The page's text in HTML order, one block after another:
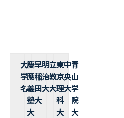
大
学
名
慶
應
義
塾
大
早
稲
田
大
明
治
大
立
教
大
東
京
理
科
大
中
央
大
青
山
学
院
大